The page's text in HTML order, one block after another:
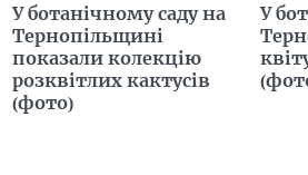
У ботанічному саду на
Тернопільщині
показали колекцію
розквітлих кактусів
(фото)
У